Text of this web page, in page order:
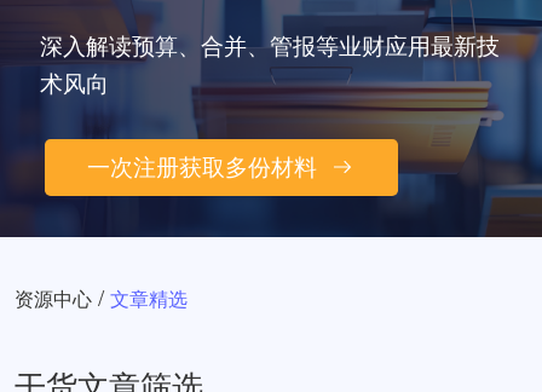
深入解读预算、合并、管报等业财应用最新技
术风向
一次注册获取多份材料
资源中心/ 文章精选